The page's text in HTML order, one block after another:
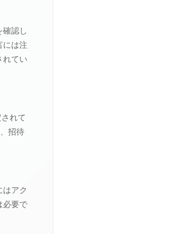
確認し
には注
れてい
れて
招待
アク
必要で